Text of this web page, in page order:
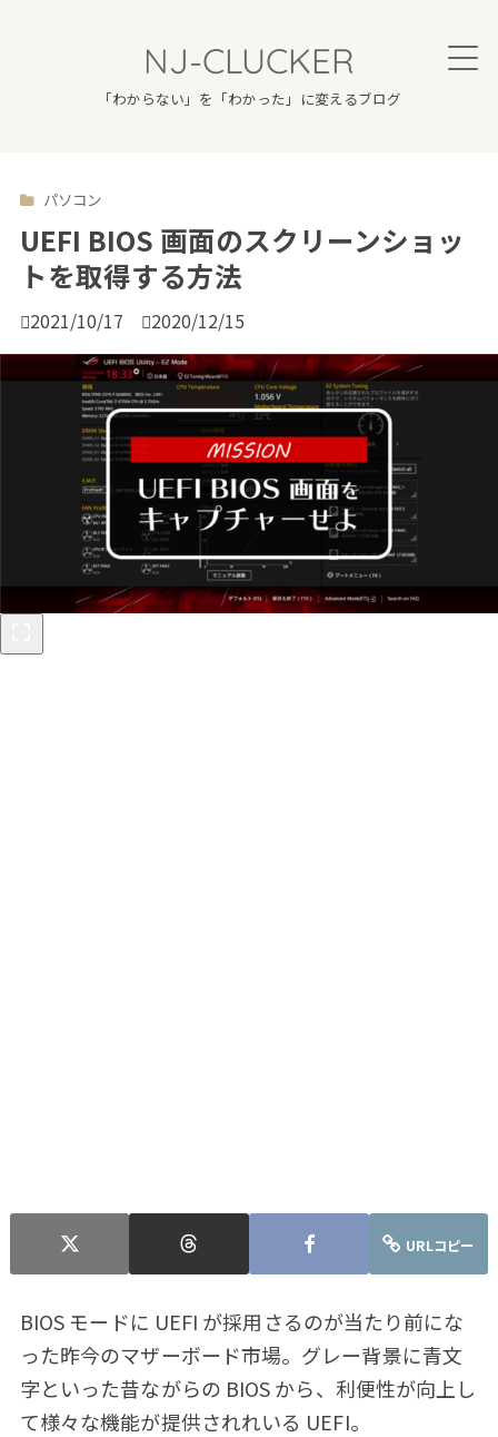
NJ-CLUCKER
「わからない」を「わかった」に変えるブログ
パソコン
UEFI BIOS 画面のスクリーンショッ
トを取得する方法
2021/10/17 2020/12/15
URLコピー
BIOS モードに UEFI が採用さるのが当たり前にな
った昨今のマザーボード市場。グレー背景に青文
字といった昔ながらの BIOS から、利便性が向上し
て様々な機能が提供されれいる UEFI。